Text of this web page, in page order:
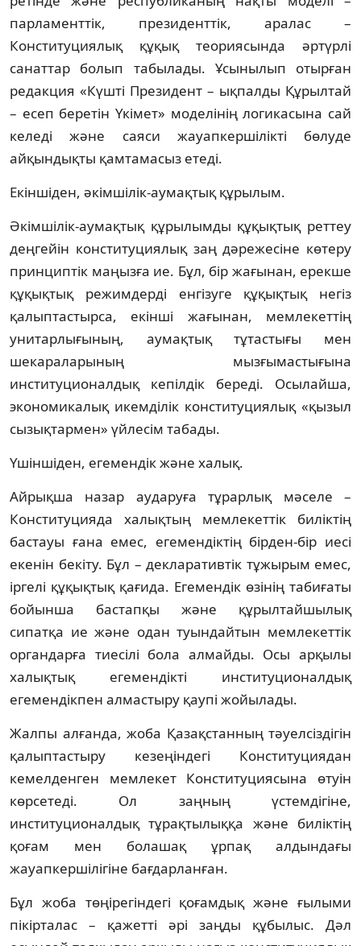
парламенттік, президенттік, аралас –
Конституциялық құқық теориясында әртүрлі
санаттар болып табылады. Ұсынылып отырған
редакция «Күшті Президент – ықпалды Құрылтай
– есеп беретін Үкімет» моделінің логикасына сай
келеді және саяси жауапкершілікті бөлуде
айқындықты қамтамасыз етеді.
Екіншіден, әкімшілік-аумақтық құрылым.
Әкімшілік-аумақтық құрылымды құқықтық реттеу
деңгейін конституциялық заң дәрежесіне көтеру
принциптік маңызға ие. Бұл, бір жағынан, ерекше
құқықтық режимдерді енгізуге құқықтық негіз
қалыптастырса, екінші жағынан, мемлекеттің
унитарлығының, аумақтық тұтастығы мен
шекараларының мызғымастығына
институционалдық кепілдік береді. Осылайша,
экономикалық икемділік конституциялық «қызыл
сызықтармен» үйлесім табады.
Үшіншіден, егемендік және халық.
Айрықша назар аударуға тұрарлық мәселе –
Конституцияда халықтың мемлекеттік биліктің
бастауы ғана емес, егемендіктің бірден-бір иесі
екенін бекіту. Бұл – декларативтік тұжырым емес,
іргелі құқықтық қағида. Егемендік өзінің табиғаты
бойынша бастапқы және құрылтайшылық
сипатқа ие және одан туындайтын мемлекеттік
органдарға тиесілі бола алмайды. Осы арқылы
халықтық егемендікті институционалдық
егемендікпен алмастыру қаупі жойылады.
Жалпы алғанда, жоба Қазақстанның тәуелсіздігін
қалыптастыру кезеңіндегі Конституциядан
кемелденген мемлекет Конституциясына өтуін
көрсетеді. Ол заңның үстемдігіне,
институционалдық тұрақтылыққа және биліктің
қоғам мен болашақ ұрпақ алдындағы
жауапкершілігіне бағдарланған.
Бұл жоба төңірегіндегі қоғамдық және ғылыми
пікірталас – қажетті әрі заңды құбылыс. Дәл